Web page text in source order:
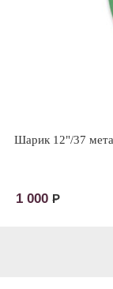
Шарик 12"/37
1 000 Р